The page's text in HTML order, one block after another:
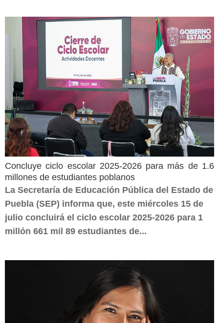
Concluye ciclo escolar 2025-2026 para más de 1.6
millones de estudiantes poblanos
La Secretaría de Educación Pública del Estado de
Puebla (SEP) informa que, este miércoles 15 de
julio concluirá el ciclo escolar 2025-2026 para 1
millón 661 mil 89 estudiantes de...